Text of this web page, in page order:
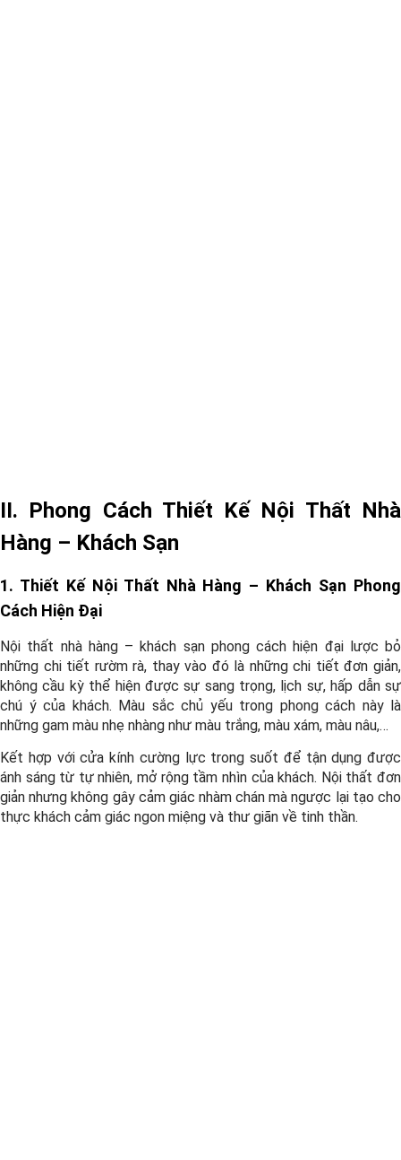
II. Phong Cách Thiết Kế Nội Thất Nhà
Hàng – Khách Sạn
1. Thiết Kế Nội Thất Nhà Hàng – Khách Sạn Phong
Cách Hiện Đại
Nội thất nhà hàng – khách sạn phong cách hiện đại lược bỏ
những chi tiết rườm rà, thay vào đó là những chi tiết đơn giản,
không cầu kỳ thể hiện được sự sang trọng, lịch sự, hấp dẫn sự
chú ý của khách. Màu sắc chủ yếu trong phong cách này là
những gam màu nhẹ nhàng như màu trắng, màu xám, màu nâu,…
Kết hợp với cửa kính cường lực trong suốt để tận dụng được
ánh sáng từ tự nhiên, mở rộng tầm nhìn của khách. Nội thất đơn
giản nhưng không gây cảm giác nhàm chán mà ngược lại tạo cho
thực khách cảm giác ngon miệng và thư giãn về tinh thần.